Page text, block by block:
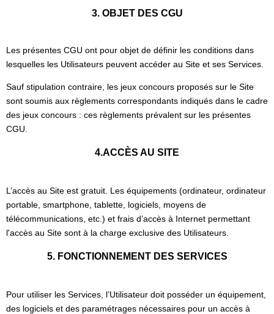
3. OBJET DES CGU
Les présentes CGU ont pour objet de définir les conditions dans
lesquelles les Utilisateurs peuvent accéder au Site et ses Services.
Sauf stipulation contraire, les jeux concours proposés sur le Site
sont soumis aux règlements correspondants indiqués dans le cadre
des jeux concours : ces règlements prévalent sur les présentes
CGU.
4.ACCÈS AU SITE
L’accès au Site est gratuit. Les équipements (ordinateur, ordinateur
portable, smartphone, tablette, logiciels, moyens de
télécommunications, etc.) et frais d’accès à Internet permettant
l'accès au Site sont à la charge exclusive des Utilisateurs.
5. FONCTIONNEMENT DES SERVICES
Pour utiliser les Services, l’Utilisateur doit posséder un équipement,
des logiciels et des paramétrages nécessaires pour un accès à